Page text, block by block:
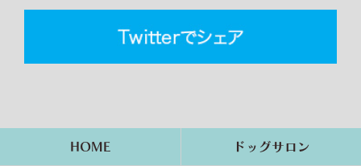
HOME ドッグサロン